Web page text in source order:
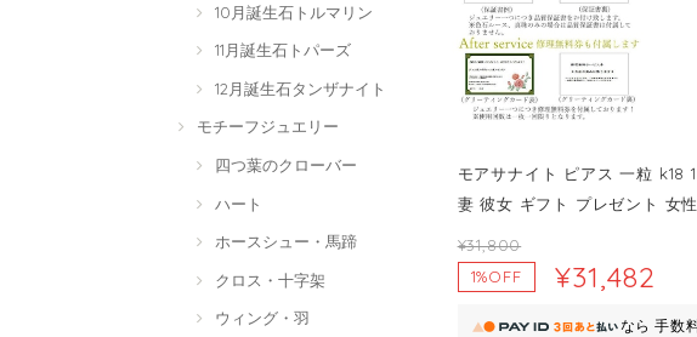
10月誕生石トルマリン
11月誕生石トパーズ
12月誕生石タンザナイト
モチーフジュエリー
四つ葉のクローバー
ハート
ホースシュー・馬蹄
クロス・十字架
ウィング・羽
モアサナイト ピアス 一粒
妻 彼女 ギフト プレゼント 女
¥31,800
1%OFF
¥31,482
なら 手数